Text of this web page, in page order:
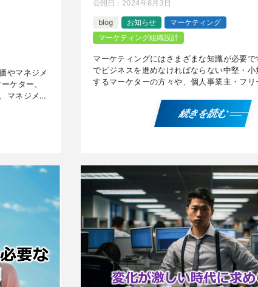
やマネジメ
ケター、
マネジメン
公開日： 2024年8月3日
blog お知らせ
マーケティング
マーケティング組織設計
マーケティングにはさまざまな知識が必要
でビジネスを進めなければならない中堅・小
するマーケターの方々や、個人事業主・フリ
続きを読む